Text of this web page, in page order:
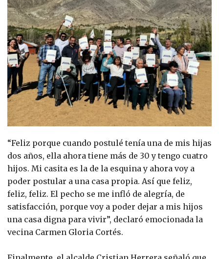
“Feliz porque cuando postulé tenía una de mis hijas
dos años, ella ahora tiene más de 30 y tengo cuatro
hijos. Mi casita es la de la esquina y ahora voy a
poder postular a una casa propia. Así que feliz,
feliz, feliz. El pecho se me infló de alegría, de
satisfacción, porque voy a poder dejar a mis hijos
una casa digna para vivir”, declaró emocionada la
vecina Carmen Gloria Cortés.